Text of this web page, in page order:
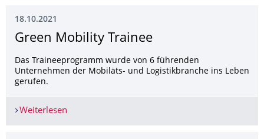
18.10.2021
Green Mobility Trainee
Das Traineeprogramm wurde von 6 führenden
Unternehmen der Mobiläts- und Logistikbranche ins Leben
gerufen.
Weiterlesen